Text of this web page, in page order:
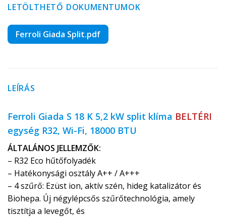
LETÖLTHETŐ DOKUMENTUMOK
Ferroli Giada Split.pdf
LEÍRÁS
Ferroli Giada S 18 K 5,2 kW split klíma BELTÉRI
egység R32, Wi-Fi, 18000 BTU
ÁLTALÁNOS JELLEMZŐK:
– R32 Eco hűtőfolyadék
– Hatékonysági osztály A++ / A+++
– 4 szűrő: Ezüst ion, aktív szén, hideg katalizátor és
Biohepa. Új négylépcsős szűrőtechnológia, amely
tisztítja a levegőt, és